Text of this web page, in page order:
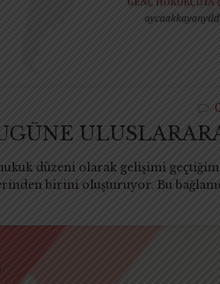
düzeni olarak gelişimi
birini oluşturuyor. Bu